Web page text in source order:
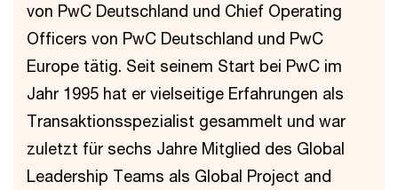
von PwC Deutschland und Chief Operating
Officers von PwC Deutschland und PwC
Europe tätig. Seit seinem Start bei PwC im
Jahr 1995 hat er vielseitige Erfahrungen als
Transaktionsspezialist gesammelt und war
zuletzt für sechs Jahre Mitglied des Global
Leadership Teams als Global Project and